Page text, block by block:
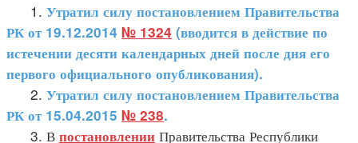
1. Утратил силу постановлением Правительства
РК от 19.12.2014 № 1324 (вводится в действие по
истечении десяти календарных дней после дня его
первого официального опубликования).
2. Утратил силу постановлением Правительства
РК от 15.04.2015 № 238.
3. В постановлении Правительства Республики